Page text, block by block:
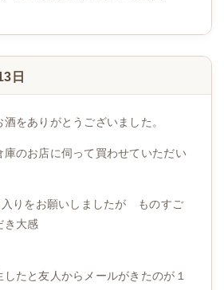
日
をありがとうございました。
庫のお店に伺って買わせていただい
りをお願いしましたが ものすご
き大感
したと友人からメールがきたのが１